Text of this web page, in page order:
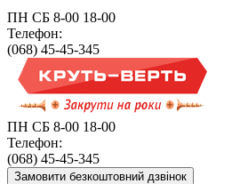
ПН СБ 8-00 18-00
Телефон:
(068) 45-45-345
ПН СБ 8-00 18-00
Телефон:
(068) 45-45-345
Замовити безкоштовний дзвінок